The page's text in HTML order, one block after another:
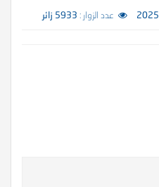
عدد الزوار : 5933 زائر